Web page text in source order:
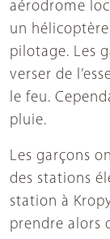
aérodrome
un
pilotage. Les
verser de
le feu.
pluie.
Les garçons
des stations
station à
prendre alors